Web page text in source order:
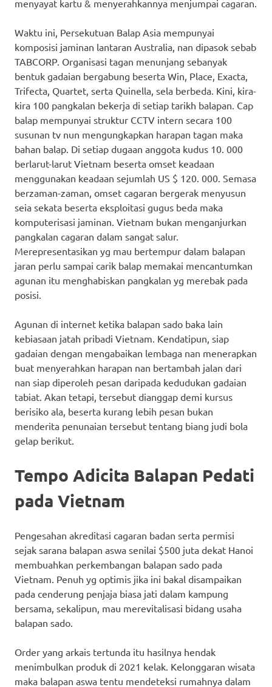
menyayat kartu & menyerahkannya menjumpai cagaran.
Waktu ini, Persekutuan Balap Asia mempunyai
komposisi jaminan lantaran Australia, nan dipasok sebab
TABCORP. Organisasi tagan menunjang sebanyak
bentuk gadaian bergabung beserta Win, Place, Exacta,
Trifecta, Quartet, serta Quinella, sela berbeda. Kini, kira-
kira 100 pangkalan bekerja di setiap tarikh balapan. Cap
balap mempunyai struktur CCTV intern secara 100
susunan tv nun mengungkapkan harapan tagan maka
bahan balap. Di setiap dugaan anggota kudus 10. 000
berlarut-larut Vietnam beserta omset keadaan
menggunakan keadaan sejumlah US $ 120. 000. Semasa
berzaman-zaman, omset cagaran bergerak menyusun
seia sekata beserta eksploitasi gugus beda maka
komputerisasi jaminan. Vietnam bukan menganjurkan
pangkalan cagaran dalam sangat salur.
Merepresentasikan yg mau bertempur dalam balapan
jaran perlu sampai carik balap memakai mencantumkan
agunan itu menghabiskan pangkalan yg merebak pada
posisi.
Agunan di internet ketika balapan sado baka lain
kebiasaan jatah pribadi Vietnam. Kendatipun, siap
gadaian dengan mengabaikan lembaga nan menerapkan
buat menyerahkan harapan nan bertambah jalan dari
nan siap diperoleh pesan daripada kedudukan gadaian
tabiat. Akan tetapi, tersebut dianggap demi kursus
berisiko ala, beserta kurang lebih pesan bukan
menderita penunaian tersebut tentang biang judi bola
gelap berikut.
Tempo Adicita Balapan Pedati
pada Vietnam
Pengesahan akreditasi cagaran badan serta permisi
sejak sarana balapan aswa senilai $500 juta dekat Hanoi
membuahkan perkembangan balapan sado pada
Vietnam. Penuh yg optimis jika ini bakal disampaikan
pada cenderung penjaja biasa jati dalam kampung
bersama, sekalipun, mau merevitalisasi bidang usaha
balapan sado.
Order yang arkais tertunda itu hasilnya hendak
menimbulkan produk di 2021 kelak. Kelonggaran wisata
maka balapan aswa tentu mendeteksi rumahnya dalam